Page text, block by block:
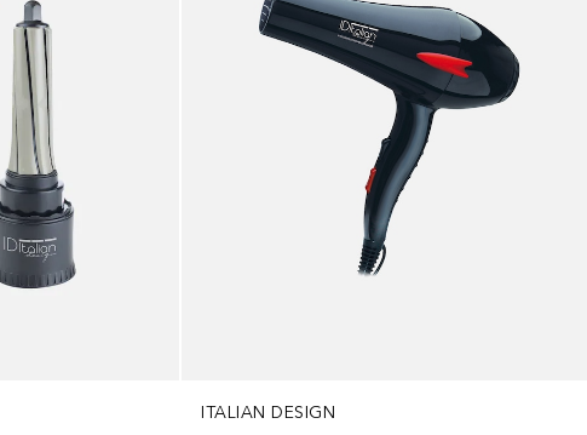
ITALIAN DESIGN